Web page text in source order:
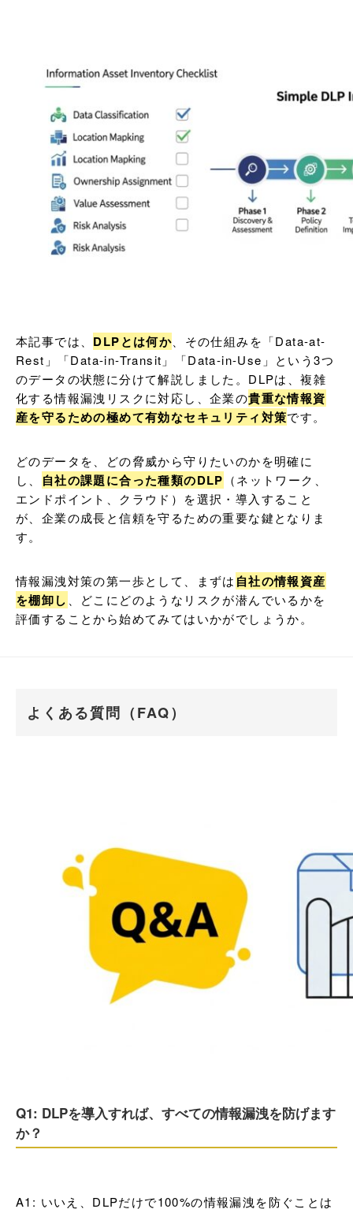
本記事では、 DLPとは何か 、その仕組みを「Data-at-
Rest」「Data-in-Transit」「Data-in-Use」という3つ
のデータの状態に分けて解説しました。DLPは、複雑
化する情報漏洩リスクに対応し、企業の貴重な情報資
産を守るための極めて有効なセキュリティ対策です。
どのデータを、どの脅威から守りたいのかを明確に
し、
自社の課題に合った種類のDLP （ネットワーク、
エンドポイント、クラウド）を選択・導入すること
が、企業の成長と信頼を守るための重要な鍵となりま
す。
情報漏洩対策の第一歩として、まずは 自社の情報資産
を棚卸し
、どこにどのようなリスクが潜んでいるかを
評価することから始めてみてはいかがでしょうか。
よくある質問（FAQ）
Q1: DLPを導入すれば、すべての情報漏洩を防げます
か？
A1: いいえ、DLPだけで100%の情報漏洩を防ぐことは